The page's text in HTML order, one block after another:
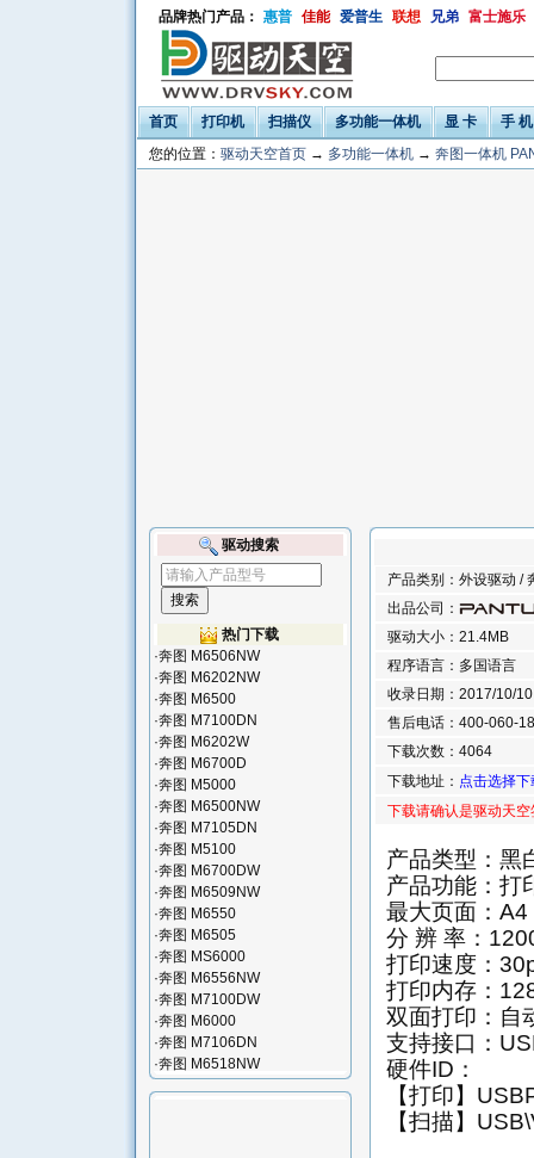
品牌热门产品： 惠普 佳能 爱普生 联想 兄弟 富士施乐
首页 打印机 扫描仪 多功能一体机 显 卡
手 机
您的位置： 驱动天空首页 → 多功能一体机 → 奔图一体机
产品类别：外设驱动 /
出品公司：
驱动大小：21.4MB
程序语言：多国语言
收录日期：2017/10/
售后电话：400-060-
下载次数：4064
下载地址： 点击选择
下载请确认是驱动天
产品类型：黑
产品功能：打
最大页面：A4
分 辨 率：
打印速度：
打印内存：
双面打印：自
支持接口：
硬件ID：
【打印】
【扫描】
驱动搜索
热门下载
·奔图 M6506NW
·奔图 M6202NW
·奔图 M6500
·奔图 M7100DN
·奔图 M6202W
·奔图 M6700D
·奔图 M5000
·奔图 M6500NW
·奔图 M7105DN
·奔图 M5100
·奔图 M6700DW
·奔图 M6509NW
·奔图 M6550
·奔图 M6505
·奔图 MS6000
·奔图 M6556NW
·奔图 M7100DW
·奔图 M6000
·奔图 M7106DN
·奔图 M6518NW